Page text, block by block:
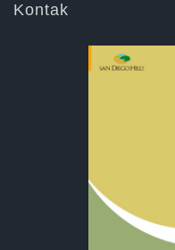
Kontak